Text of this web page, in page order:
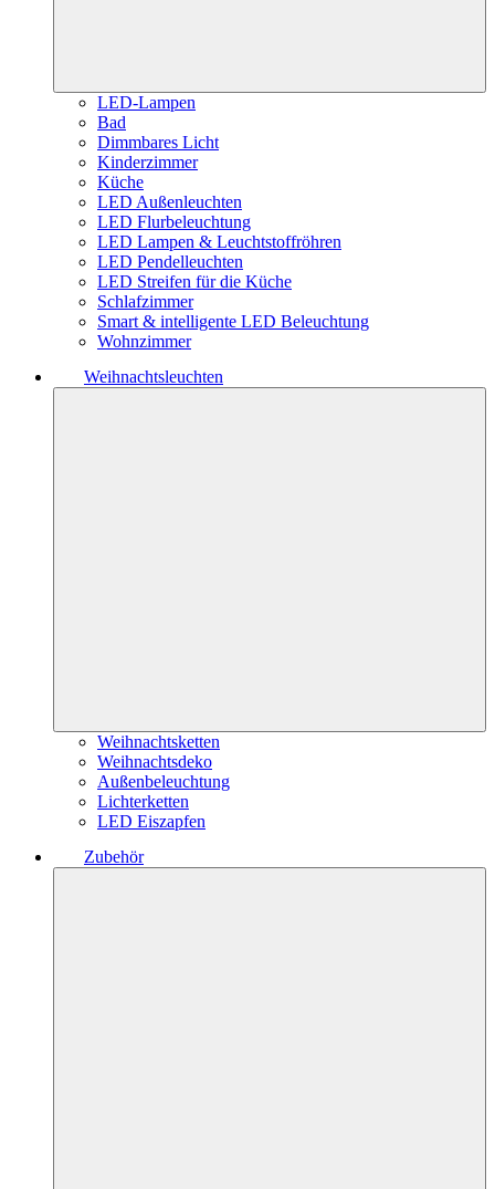
LED-Lampen
Bad
Dimmbares Licht
Kinderzimmer
Küche
LED Außenleuchten
LED Flurbeleuchtung
LED Lampen & Leuchtstoffröhren
LED Pendelleuchten
LED Streifen für die Küche
Schlafzimmer
Smart & intelligente LED Beleuchtung
Wohnzimmer
Weihnachtsleuchten
Weihnachtsketten
Weihnachtsdeko
Außenbeleuchtung
Lichterketten
LED Eiszapfen
Zubehör